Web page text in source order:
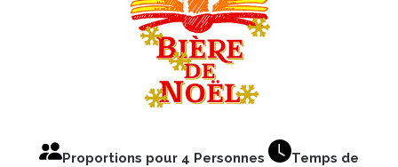
Proportions pour 4 Personnes
Temps de